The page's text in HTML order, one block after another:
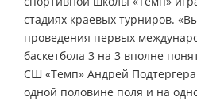
стадиях краевых турниров.
проведения первых
баскетбола 3 на 3 вполне
СШ «Темп» Андрей
одной половине поля и на